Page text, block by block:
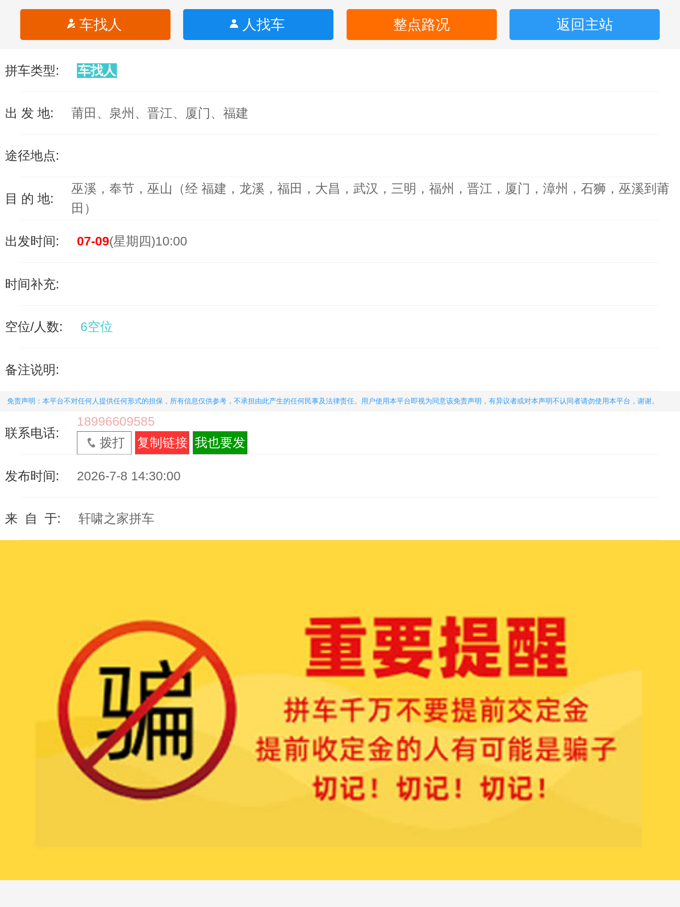
车找人 人找车 整点路况 返回主站
拼车类型: 车找人
出 发 地: 莆田、泉州、晋江、厦门、福建
途径地点:
目 的 地:
巫溪，奉节，巫山（经 福建，龙溪，福田，大昌，武汉，三明，福州，晋江，厦门，漳州，石狮，巫溪到莆
田）
出发时间: 07-09(星期四)10:00
时间补充:
空位/人数: 6空位
备注说明:
免责声明：本平台不对任何人提供任何形式的担保，所有信息仅供参考，不承担由此产生的任何民事及法律责任。用户使用本平台即视为同意该免责声明，有异议者或对本声明不认同者请勿使用本平台，谢谢。
联系电话:
18996609585
拨打
复制链接 我也要发
发布时间: 2026-7-8 14:30:00
来 自 于: 轩啸之家拼车